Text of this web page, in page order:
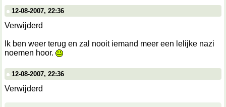
12-08-2007, 22:36
Verwijderd
Ik ben weer terug en zal nooit iemand meer een lelijke nazi
noemen hoor.
12-08-2007, 22:36
Verwijderd